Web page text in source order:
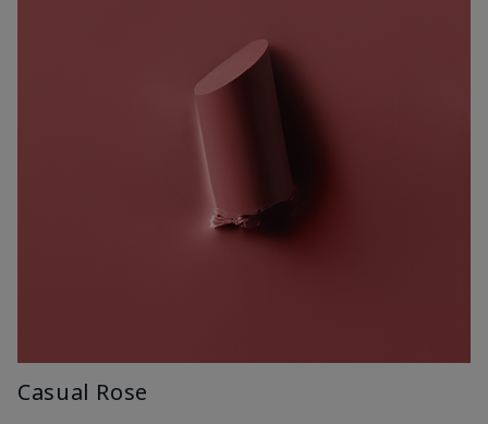
Casual Rose